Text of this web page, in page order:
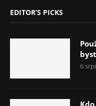
EDITOR’S PICKS
6